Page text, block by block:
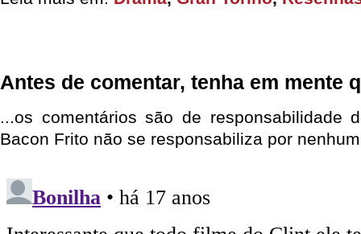
Antes de comentar, tenha em mente
...os comentários são de responsabilidade
Bacon Frito não se responsabiliza por